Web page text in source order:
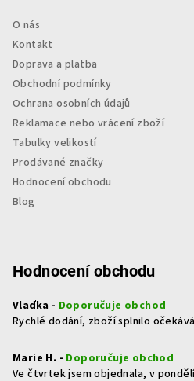
O nás
Kontakt
Doprava a platba
Obchodní podmínky
Ochrana osobních údajů
Reklamace nebo vrácení zboží
Tabulky velikostí
Prodávané značky
Hodnocení obchodu
Blog
Hodnocení obchodu
Vlaďka - Doporučuje obchod
Rychlé dodání, zboží splnilo
Marie H. - Doporučuje obchod
Ve čtvrtek jsem objednala, v